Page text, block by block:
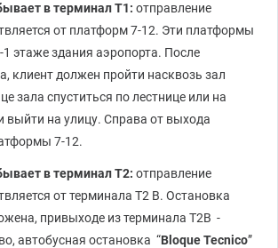
в терминал Т1: отправление
от платформ 7-12. Эти платформы
этаже здания аэропорта. После
клиент должен пройти насквозь зал
зала спуститься по лестнице или на
выйти на улицу. Справа от выхода
7-12.
в терминал Т2: отправление
от терминала Т2 В. Остановка
привыходе из терминала Т2В -
автобусная остановка “Bloque Tecnico”